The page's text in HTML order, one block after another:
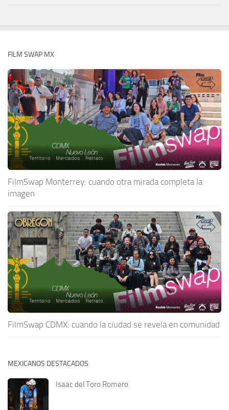
FILM SWAP MX
FilmSwap Monterrey: cuando otra mirada completa la
imagen
FilmSwap CDMX: cuando la ciudad se revela en comunidad
MEXICANOS DESTACADOS
Isaac del Toro Romero